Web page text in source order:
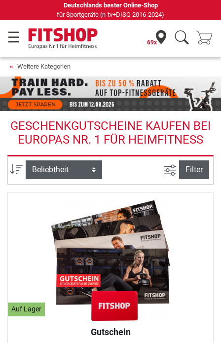
Deutschlands bester Online-Shop
für Sportgeräte (n-tv+DISQ 2016-2024)
69x
Weitere Kategorien
GESCHENKGUTSCHEINE KAUFEN BEI
EUROPAS NR. 1 FÜR HEIMFITNESS
Sortierung Ansicht
Filter
Auf Lager
Gutschein